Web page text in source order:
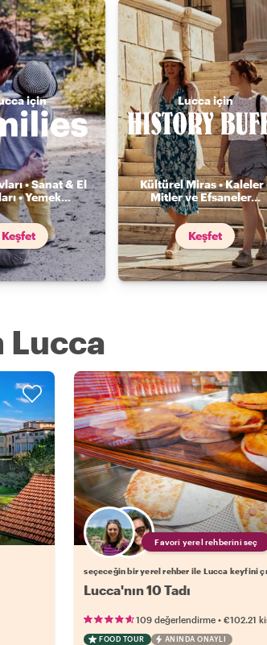
için
• Sanat & El
• Yemek...
Keşfet
Lucca için
Kültürel Miras • Kaleler
Mitler ve Efsaneler...
Keşfet
Lucca
Favori yerel rehberini seç
seçeceğin bir yerel rehber ile Lucca keyfini
Lucca'nın 10 Tadı
109 değerlendirme •€102.21
FOOD TOUR ANINDA ONAYLI